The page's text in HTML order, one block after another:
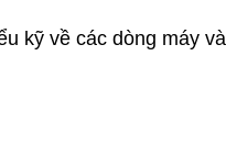
kỹ về các dòng máy